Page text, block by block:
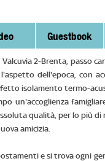
Guestbook
2-Brenta, passo
dell'epoca, con
isolamento termo-
un'accoglienza
qualità, per lo più di
amicizia.
e si trova ogni